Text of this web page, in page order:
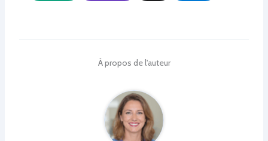
À propos de l'auteur